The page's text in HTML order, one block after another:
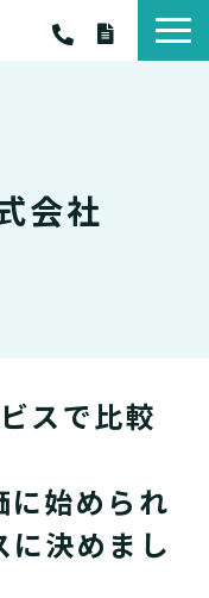
会社
スで比較
に始められ
に決めまし